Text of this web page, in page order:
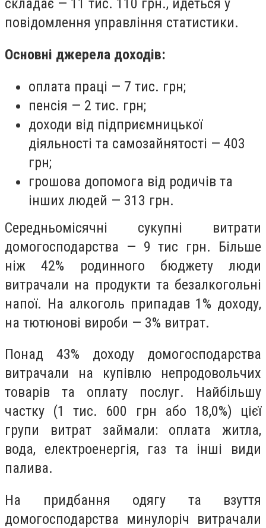
складає — 11 тис. 110 грн., йдеться у
повідомлення управління статистики.
Основні джерела доходів:
оплата праці — 7 тис. грн;
пенсія — 2 тис. грн;
доходи від підприємницької
діяльності та самозайнятості — 403
грн;
грошова допомога від родичів та
інших людей — 313 грн.
Середньомісячні сукупні витрати
домогосподарства — 9 тис грн. Більше
ніж 42% родинного бюджету люди
витрачали на продукти та безалкогольні
напої. На алкоголь припадав 1% доходу,
на тютюнові вироби — 3% витрат.
Понад 43% доходу домогосподарства
витрачали на купівлю непродовольчих
товарів та оплату послуг. Найбільшу
частку (1 тис. 600 грн або 18,0%) цієї
групи витрат займали: оплата житла,
вода, електроенергія, газ та інші види
палива.
На придбання одягу та взуття
домогосподарства минулоріч витрачали